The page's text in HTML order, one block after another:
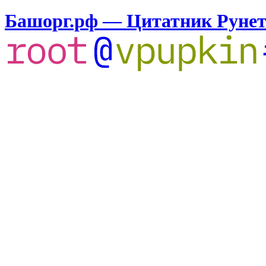
Башорг.рф — Цитатник